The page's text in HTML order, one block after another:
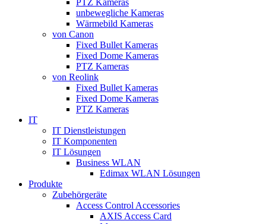
PTZ Kameras
unbewegliche Kameras
Wärmebild Kameras
von Canon
Fixed Bullet Kameras
Fixed Dome Kameras
PTZ Kameras
von Reolink
Fixed Bullet Kameras
Fixed Dome Kameras
PTZ Kameras
IT
IT Dienstleistungen
IT Komponenten
IT Lösungen
Business WLAN
Edimax WLAN Lösungen
Produkte
Zubehörgeräte
Access Control Accessories
AXIS Access Card